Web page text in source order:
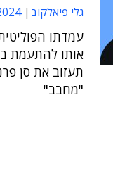
גלי פיאלקוב
עמדתו
תעזוב את סן
"מחבב"